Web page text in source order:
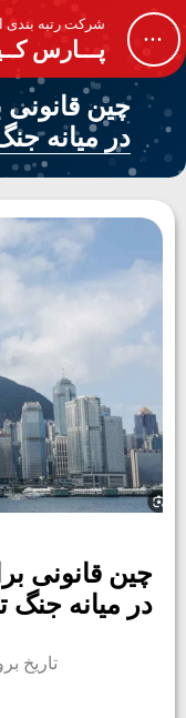
...
شرکت رتبه بندی
پـــارس
چین
در میانه
چین قانونی
در میانه
تاریخ